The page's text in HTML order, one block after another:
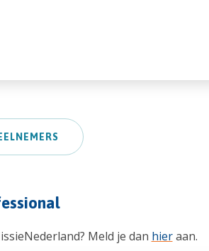
Meld je dan hieraan.